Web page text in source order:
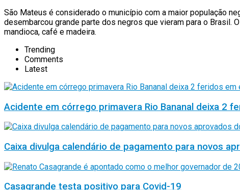
São Mateus é considerado o município com a maior população
desembarcou grande parte dos negros que vieram para o Brasil.
mandioca, café e madeira.
Trending
Comments
Latest
Acidente em córrego primavera Rio Bananal deixa 2
Caixa divulga calendário de pagamento para novos
Casagrande testa positivo para Covid-19